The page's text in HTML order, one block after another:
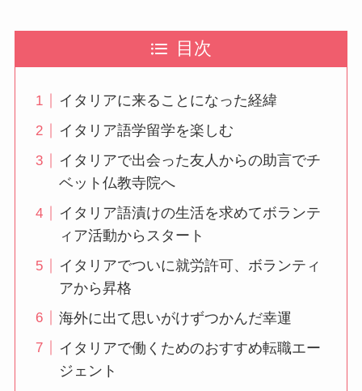
目次
イタリアに来ることになった経緯
イタリア語学留学を楽しむ
イタリアで出会った友人からの助言でチ
ベット仏教寺院へ
イタリア語漬けの生活を求めてボランテ
ィア活動からスタート
イタリアでついに就労許可、ボランティ
アから昇格
海外に出て思いがけずつかんだ幸運
イタリアで働くためのおすすめ転職エー
ジェント